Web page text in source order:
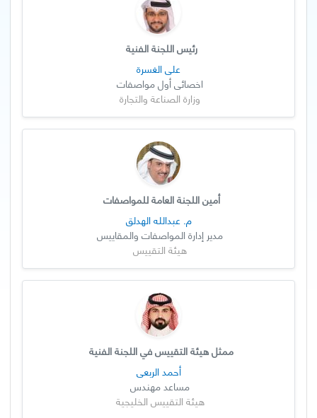
رئيس اللجنة الفنية
علي الغسرة
اخصائي أول مواصفات
وزارة الصناعة والتجارة
أمين اللجنة العامة للمواصفات
م. عبدالله الهدلق
مدير إدارة المواصفات والمقاييس
هيئة التقييس
ممثل هيئة التقييس في اللجنة الفنية
أحمد الربعي
مساعد مهندس
هيئة التقييس الخليجية